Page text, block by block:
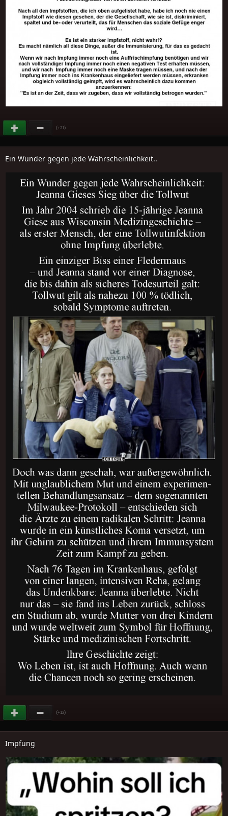
(+31)
Ein Wunder gegen jede Wahrscheinlichkeit..
(+12)
Impfung